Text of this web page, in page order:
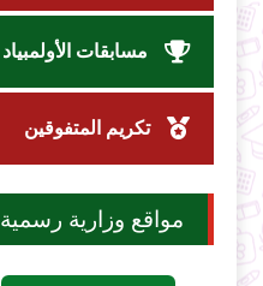
مسابقات الأولمبياد
تكريم المتفوقين
مواقع وزارية رسمية